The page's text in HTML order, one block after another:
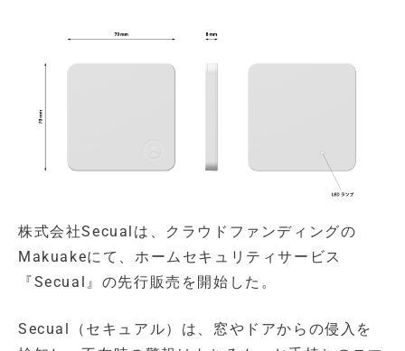
株式会社Secualは、クラウドファンディングの
Makuakeにて、ホームセキュリティサービス
『Secual』の先行販売を開始した。
Secual（セキュアル）は、窓やドアからの侵入を